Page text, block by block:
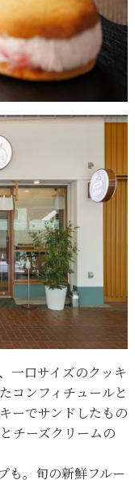
一口サイズのクッキ
コンフィチュールと
ーでサンドしたもの
チーズクリームの
も。旬の新鮮フルー